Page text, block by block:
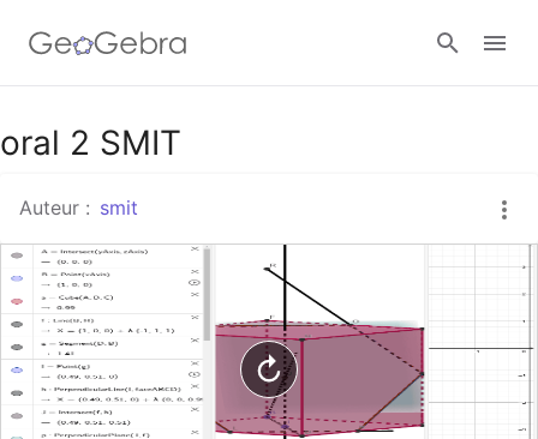
Google Classroom
Classe GeoGebra
Se connecter
oral 2 SMIT
Auteur : smit